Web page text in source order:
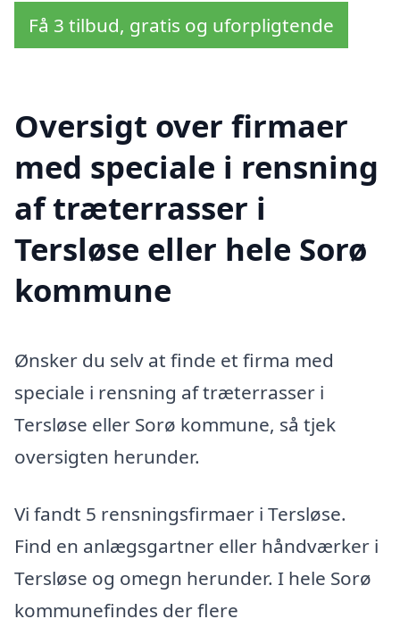
Få 3 tilbud, gratis og uforpligtende
Oversigt over firmaer
med speciale i rensning
af træterrasser i
Tersløse eller hele Sorø
kommune
Ønsker du selv at finde et firma med
speciale i rensning af træterrasser i
Tersløse eller Sorø kommune, så tjek
oversigten herunder.
Vi fandt 5 rensningsfirmaer i Tersløse.
Find en anlægsgartner eller håndværker i
Tersløse og omegn herunder. I hele Sorø
kommunefindes der flere